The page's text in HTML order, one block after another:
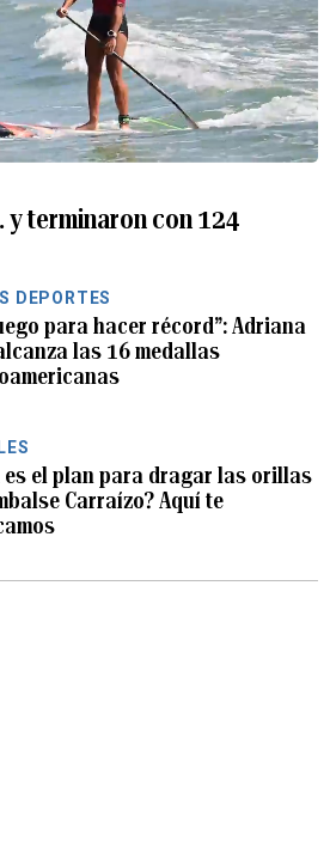
y terminaron con 124
DEPORTES
para hacer récord”: Adriana
las 16 medallas
es el plan para dragar las orillas
Carraízo? Aquí te